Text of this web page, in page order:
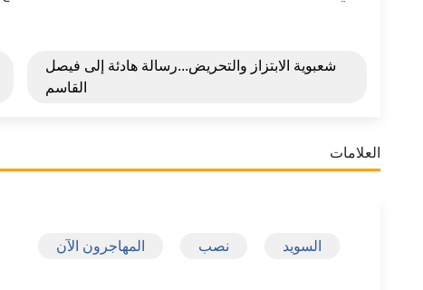
شعبوية الابتزاز والتحريض...رسالة هادئة إلى فيصل
القاسم
العلامات
السويد نصب المهاجرون الآن